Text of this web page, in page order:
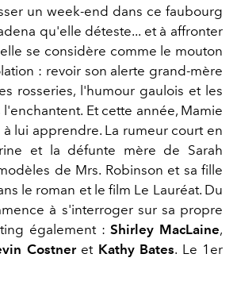
un week-end dans ce faubourg
qu'elle déteste... et à affronter
se considère comme le mouton
: revoir son alerte grand-mère
rosseries, l'humour gaulois et les
Et cette année, Mamie
lui apprendre. La rumeur court en
et la défunte mère de Sarah
de Mrs. Robinson et sa fille
le roman et le film Le Lauréat. Du
à s'interroger sur sa propre
également :Shirley MacLaine,
Costneret Kathy Bates. Le 1er